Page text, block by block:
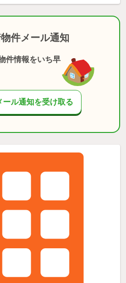
件メール通知
件情報をいち早
ール通知を受け取る